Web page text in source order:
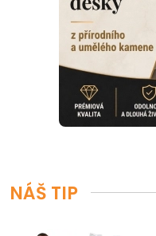
NÁŠ TIP